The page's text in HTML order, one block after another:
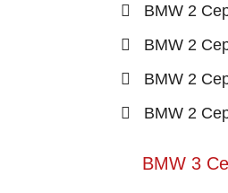
BMW 2
BMW 2
BMW 2
BMW 2
BMW 3